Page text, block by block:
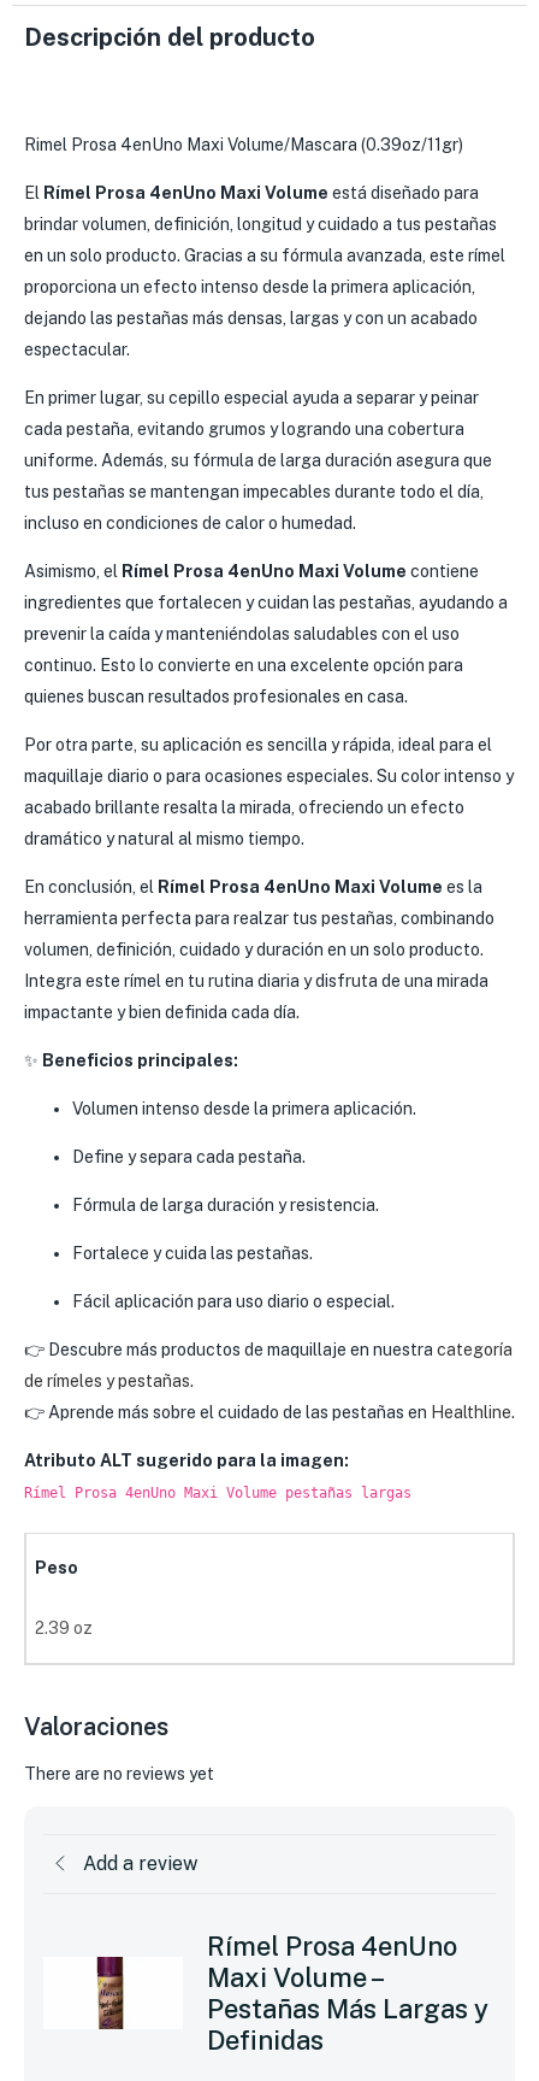
Descripción del producto
Rimel Prosa 4enUno Maxi Volume/Mascara (0.39oz/11gr)
El Rímel Prosa 4enUno Maxi Volume está diseñado para
brindar volumen, definición, longitud y cuidado a tus pestañas
en un solo producto. Gracias a su fórmula avanzada, este rímel
proporciona un efecto intenso desde la primera aplicación,
dejando las pestañas más densas, largas y con un acabado
espectacular.
En primer lugar, su cepillo especial ayuda a separar y peinar
cada pestaña, evitando grumos y logrando una cobertura
uniforme. Además, su fórmula de larga duración asegura que
tus pestañas se mantengan impecables durante todo el día,
incluso en condiciones de calor o humedad.
Asimismo, el Rímel Prosa 4enUno Maxi Volume contiene
ingredientes que fortalecen y cuidan las pestañas, ayudando a
prevenir la caída y manteniéndolas saludables con el uso
continuo. Esto lo convierte en una excelente opción para
quienes buscan resultados profesionales en casa.
Por otra parte, su aplicación es sencilla y rápida, ideal para el
maquillaje diario o para ocasiones especiales. Su color intenso y
acabado brillante resalta la mirada, ofreciendo un efecto
dramático y natural al mismo tiempo.
En conclusión, el Rímel Prosa 4enUno Maxi Volume es la
herramienta perfecta para realzar tus pestañas, combinando
volumen, definición, cuidado y duración en un solo producto.
Integra este rímel en tu rutina diaria y disfruta de una mirada
impactante y bien definida cada día.
✨ Beneficios principales:
Volumen intenso desde la primera aplicación.
Define y separa cada pestaña.
Fórmula de larga duración y resistencia.
Fortalece y cuida las pestañas.
Fácil aplicación para uso diario o especial.
👉 Descubre más productos de maquillaje en nuestra categoría
de rímeles y pestañas.
👉 Aprende más sobre el cuidado de las pestañas en Healthline.
Atributo ALT sugerido para la imagen:
Rímel Prosa 4enUno Maxi Volume pestañas largas
Peso
2.39 oz
Valoraciones
There are no reviews yet
Add a review
Rímel Prosa 4enUno
Maxi Volume –
Pestañas Más Largas y
Definidas